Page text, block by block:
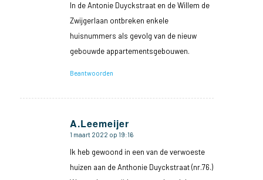
In de Antonie Duyckstraat en de Willem de
Zwijgerlaan ontbreken enkele
huisnummers als gevolg van de nieuw
gebouwde appartementsgebouwen.
Beantwoorden
A.Leemeijer
zegt:
1 maart 2022 op 19:16
Ik heb gewoond in een van de verwoeste
huizen aan de Anthonie Duyckstraat (nr.76.)